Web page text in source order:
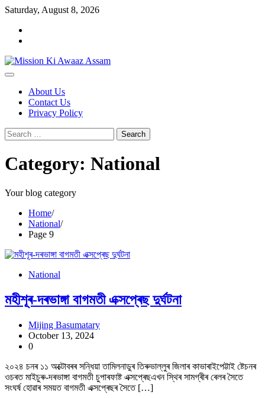
Skip
content
Saturday, August 8, 2026
About Us
Contact Us
Privacy Policy
Search
for:
Category: National
Your blog category
Home
National
Page 9
National
মহীশূৰ-দৰভাঙ্গা বাগমতী এক্সপ্ৰেছ দুৰ্ঘটনা
Mijing Basumatary
October 13, 2024
0
২০২৪ চনৰ ১১ অক্টোবৰৰ সন্ধিয়া তামিলনাডুৰ তিৰুভাল্লুৰ জিলাৰ কাভাৰাইপেট্টাই ষ্টেচনৰ
ওচৰত মাইচুৰু-দৰভাঙ্গা বাগমতী চুপাৰফাষ্ট এক্সপ্ৰেছএখন স্থিৰ সামগ্ৰীৰ ৰেলৰ সৈতে
সংঘৰ্ষ হোৱাৰ সময়ত বাগমতী এক্সপ্ৰেছৰ সৈতে […]